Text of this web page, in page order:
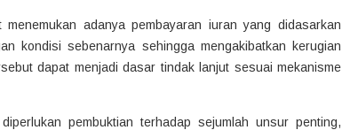
adanya pembayaran iuran yang didasarkan
kondisi sebenarnya sehingga mengakibatkan kerugian
dapat menjadi dasar tindak lanjut sesuai mekanisme
pembuktian terhadap sejumlah unsur penting,